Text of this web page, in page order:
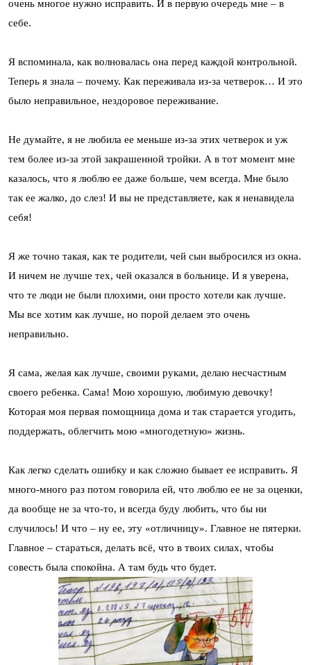
очень многое нужно исправить. И в первую очередь мне – в
себе.
Я вспоминала, как волновалась она перед каждой контрольной.
Теперь я знала – почему. Как переживала из-за четверок… И это
было неправильное, нездоровое переживание.
Не думайте, я не любила ее меньше из-за этих четверок и уж
тем более из-за этой закрашенной тройки. А в тот момент мне
казалось, что я люблю ее даже больше, чем всегда. Мне было
так ее жалко, до слез! И вы не представляете, как я ненавидела
себя!
Я же точно такая, как те родители, чей сын выбросился из окна.
И ничем не лучше тех, чей оказался в больнице. И я уверена,
что те люди не были плохими, они просто хотели как лучше.
Мы все хотим как лучше, но порой делаем это очень
неправильно.
Я сама, желая как лучше, своими руками, делаю несчастным
своего ребенка. Сама! Мою хорошую, любимую девочку!
Которая моя первая помощница дома и так старается угодить,
поддержать, облегчить мою «многодетную» жизнь.
Как легко сделать ошибку и как сложно бывает ее исправить. Я
много-много раз потом говорила ей, что люблю ее не за оценки,
да вообще не за что-то, и всегда буду любить, что бы ни
случилось! И что – ну ее, эту «отличницу». Главное не пятерки.
Главное – стараться, делать всё, что в твоих силах, чтобы
совесть была спокойна. А там будь что будет.